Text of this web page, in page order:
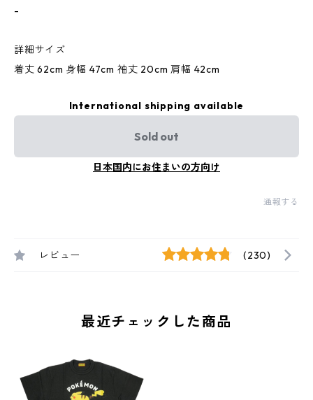
-
詳細サイズ
着丈 62cm 身幅 47cm 袖丈 20cm 肩幅 42cm
International shipping available
Sold out
日本国内にお住まいの方向け
通報する
レビュー (230)
最近チェックした商品